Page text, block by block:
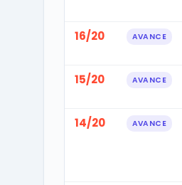
16/20 AVANCE
15/20 AVANCE
14/20 AVANCE